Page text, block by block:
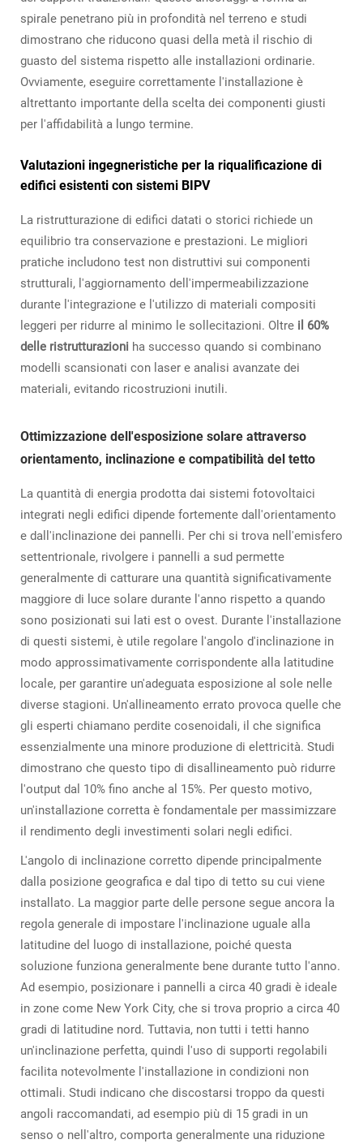
spirale penetrano più in profondità nel terreno e studi
dimostrano che riducono quasi della metà il rischio di
guasto del sistema rispetto alle installazioni ordinarie.
Ovviamente, eseguire correttamente l'installazione è
altrettanto importante della scelta dei componenti giusti
per l'affidabilità a lungo termine.
Valutazioni ingegneristiche per la riqualificazione di
edifici esistenti con sistemi BIPV
La ristrutturazione di edifici datati o storici richiede un
equilibrio tra conservazione e prestazioni. Le migliori
pratiche includono test non distruttivi sui componenti
strutturali, l'aggiornamento dell'impermeabilizzazione
durante l'integrazione e l'utilizzo di materiali compositi
leggeri per ridurre al minimo le sollecitazioni. Oltre il 60%
delle ristrutturazioni ha successo quando si combinano
modelli scansionati con laser e analisi avanzate dei
materiali, evitando ricostruzioni inutili.
Ottimizzazione dell'esposizione solare attraverso
orientamento, inclinazione e compatibilità del tetto
La quantità di energia prodotta dai sistemi fotovoltaici
integrati negli edifici dipende fortemente dall'orientamento
e dall'inclinazione dei pannelli. Per chi si trova nell'emisfero
settentrionale, rivolgere i pannelli a sud permette
generalmente di catturare una quantità significativamente
maggiore di luce solare durante l'anno rispetto a quando
sono posizionati sui lati est o ovest. Durante l'installazione
di questi sistemi, è utile regolare l'angolo d'inclinazione in
modo approssimativamente corrispondente alla latitudine
locale, per garantire un'adeguata esposizione al sole nelle
diverse stagioni. Un'allineamento errato provoca quelle che
gli esperti chiamano perdite cosenoidali, il che significa
essenzialmente una minore produzione di elettricità. Studi
dimostrano che questo tipo di disallineamento può ridurre
l'output dal 10% fino anche al 15%. Per questo motivo,
un'installazione corretta è fondamentale per massimizzare
il rendimento degli investimenti solari negli edifici.
L'angolo di inclinazione corretto dipende principalmente
dalla posizione geografica e dal tipo di tetto su cui viene
installato. La maggior parte delle persone segue ancora la
regola generale di impostare l'inclinazione uguale alla
latitudine del luogo di installazione, poiché questa
soluzione funziona generalmente bene durante tutto l'anno.
Ad esempio, posizionare i pannelli a circa 40 gradi è ideale
in zone come New York City, che si trova proprio a circa 40
gradi di latitudine nord. Tuttavia, non tutti i tetti hanno
un'inclinazione perfetta, quindi l'uso di supporti regolabili
facilita notevolmente l'installazione in condizioni non
ottimali. Studi indicano che discostarsi troppo da questi
angoli raccomandati, ad esempio più di 15 gradi in un
senso o nell'altro, comporta generalmente una riduzione